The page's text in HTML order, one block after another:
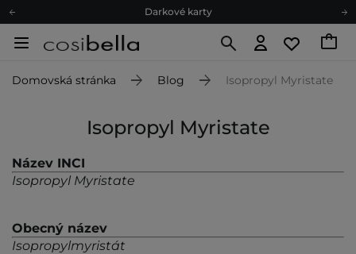
Darkové karty
Odeslání do 24 hod.
Ekologické balení
Domovská stránka Blog Isopropyl Myristate
Isopropyl Myristate
Název INCI
Isopropyl Myristate
Obecný název
Isopropylmyristát